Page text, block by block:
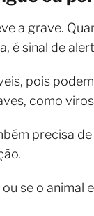
a grave.
é sinal de
pois
como
precisa
se o